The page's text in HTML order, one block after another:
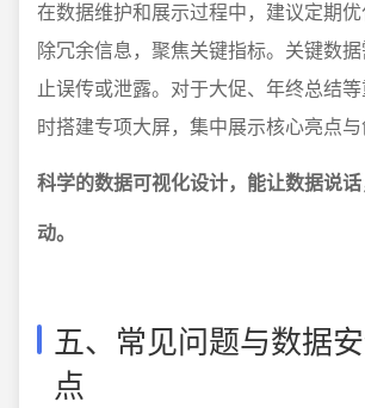
在数据维护和展示过程中，建议定期
除冗余信息，聚焦关键指标。关键数
止误传或泄露。对于大促、年终总结
时搭建专项大屏，集中展示核心亮点与
科学的数据可视化设计，能让数据说
动。
五、常见问题与数据
点